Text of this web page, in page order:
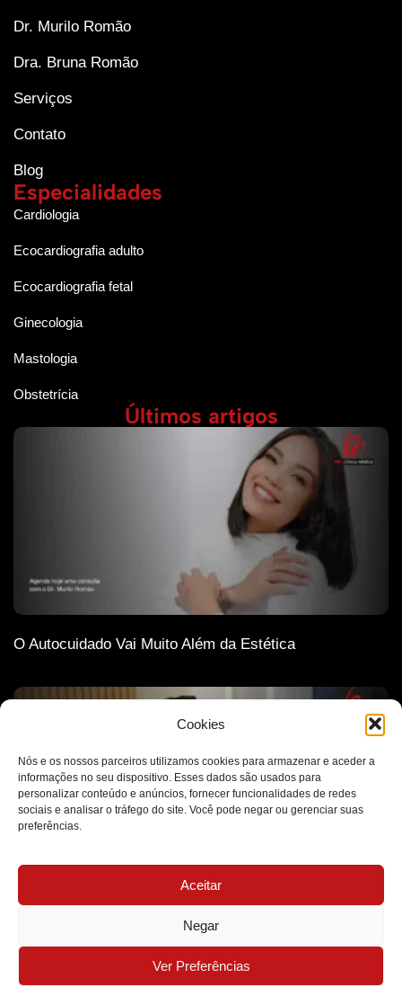
Cookies
Nós e os nossos parceiros utilizamos cookies para armazenar e aceder a
informações no seu dispositivo. Esses dados são usados para
personalizar conteúdo e anúncios, fornecer funcionalidades de redes
sociais e analisar o tráfego do site. Você pode negar ou gerenciar suas
preferências.
Aceitar
Negar
Ver Preferências
Dr. Murilo Romão
Dra. Bruna Romão
Serviços
Contato
Blog
Especialidades
Cardiologia
Ecocardiografia adulto
Ecocardiografia fetal
Ginecologia
Mastologia
Obstetrícia
Últimos artigos
O Autocuidado Vai Muito Além da Estética
A Ética Como Base de Todas as Decisões Médicas